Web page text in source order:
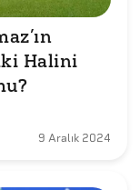
Halini
9 Aralık 2024